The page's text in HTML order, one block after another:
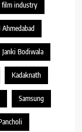
film industry
Ahmedabad
Janki Bodiwala
Kadaknath
Samsung